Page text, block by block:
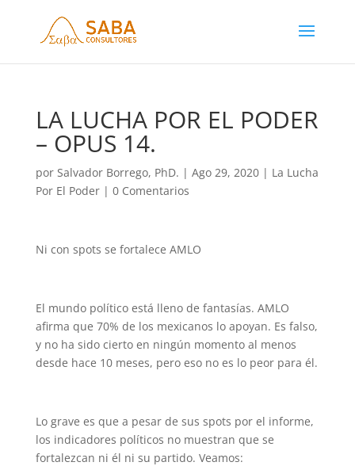
LA LUCHA POR EL PODER
– OPUS 14.
por Salvador Borrego, PhD. | Ago 29, 2020| La Lucha
Por El Poder| 0 Comentarios
Ni con spots se fortalece AMLO
El mundo político está lleno de fantasías. AMLO
afirma que 70% de los mexicanos lo apoyan. Es falso,
y no ha sido cierto en ningún momento al menos
desde hace 10 meses, pero eso no es lo peor para él.
Lo grave es que a pesar de sus spots por el informe,
los indicadores políticos no muestran que se
fortalezcan ni él ni su partido. Veamos: